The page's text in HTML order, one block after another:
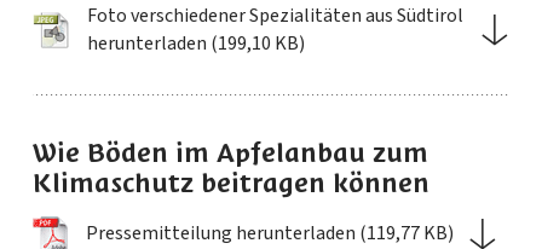
Foto verschiedener Spezialitäten aus Südtirol
herunterladen (199,10 KB)
Wie Böden im Apfelanbau zum
Klimaschutz beitragen können
Pressemitteilung herunterladen (119,77 KB)